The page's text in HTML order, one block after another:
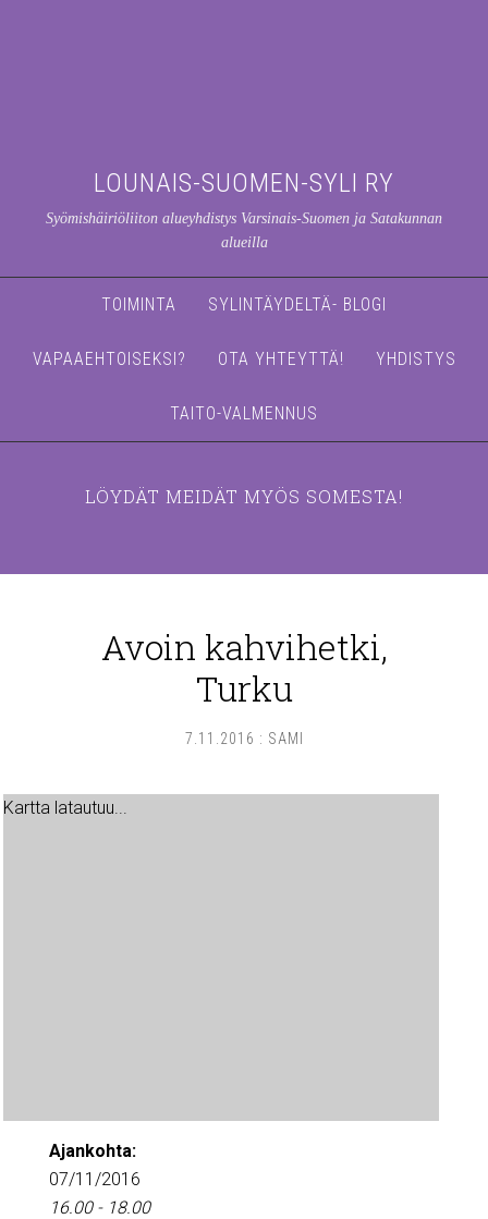
LOUNAIS-SUOMEN-SYLI RY
Syömishäiriöliiton alueyhdistys Varsinais-Suomen ja Satakunnan
alueilla
TOIMINTA SYLINTÄYDELTÄ- BLOGI
VAPAAEHTOISEKSI? OTA YHTEYTTÄ! YHDISTYS
TAITO-VALMENNUS
LÖYDÄT MEIDÄT MYÖS SOMESTA!
Avoin kahvihetki,
Turku
7.11.2016 : SAMI
Kartta latautuu...
Ajankohta:
07/11/2016
16.00 - 18.00